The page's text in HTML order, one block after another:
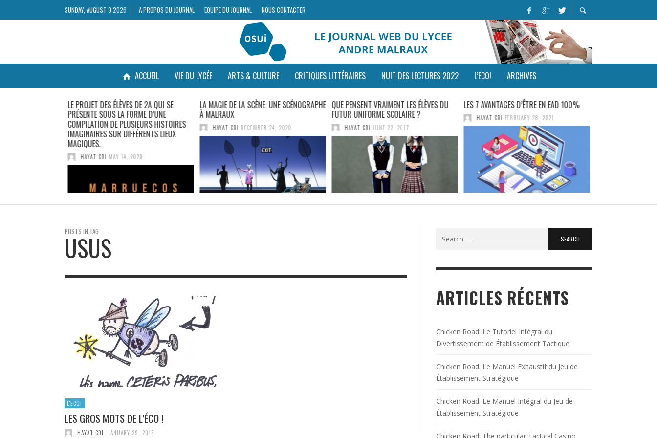
SUNDAY, AUGUST 9 2026 A PROPOS DU JOURNAL EQUIPE DU JOURNAL NOUS CONTACTER
ACCUEIL VIE DU LYCÉE ARTS & CULTURE CRITIQUES LITTÉRAIRES NUIT DES LECTURES 2022 L’ECO! ARCHIVES
LE PROJET DES ÉLÈVES DE 2A QUI SE
PRÉSENTE SOUS LA FORME D’UNE
COMPILATION DE PLUSIEURS HISTOIRES
IMAGINAIRES SUR DIFFÉRENTS LIEUX
MAGIQUES.
HAYAT CDI MAY 14, 2020
LA MAGIE DE LA SCÈNE: UNE SCÉNOGRAPHE
À MALRAUX
HAYAT CDI DECEMBER 24, 2020
QUE PENSENT VRAIMENT LES ÉLÈVES DU
FUTUR UNIFORME SCOLAIRE ?
HAYAT CDI JUNE 22, 2017
LES 7 AVANTAGES D’ÊTRE EN EAD 100%
HAYAT CDI FEBRUARY 28, 2021
POSTS IN TAG
USUS
L'ECO!
LES GROS MOTS DE L’ÉCO !
HAYAT CDI JANUARY 29, 2018
ARTICLES RÉCENTS
Chicken Road: Le Tutoriel Intégral du
Divertissement de Établissement Tactique
Chicken Road: Le Manuel Exhaustif du Jeu de
Établissement Stratégique
Chicken Road: Le Manuel Intégral du Jeu de
Établissement Stratégique
Chicken Road: The particular Tactical Casino